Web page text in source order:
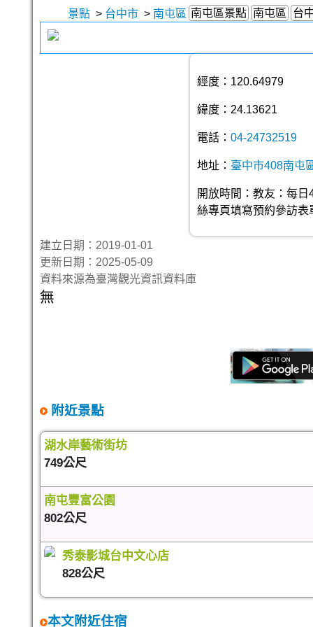
景點 > 台中市 > 南屯區 南屯區景點 南屯區 台
經度：120.64979
緯度：24.13621
電話： 04-24732519
地址： 臺中市408南屯
開放時間：教友：每
絲專頁填寫預約參訪表
建立日期：2019-01-01
更新日期：2025-05-09
資料來源為臺灣觀光資訊資料庫
無
附近景點
湖水岸藝術街坊
749公尺
南屯豐富公園
802公尺
秀泰影城台中文心店
828公尺
本文附近住宿